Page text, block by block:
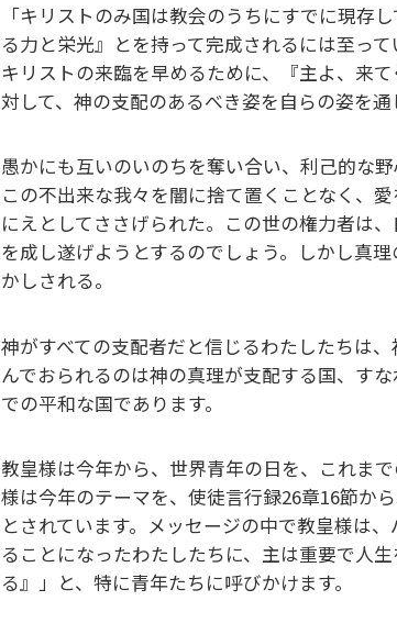
「キリストのみ国は教会のうちにすでに現存
る力と栄光』とを持って完成されるには至っ
キリストの来臨を早めるために、『主よ、来
対して、神の支配のあるべき姿を自らの姿を
愚かにも互いのいのちを奪い合い、利己的な
この不出来な我々を闇に捨て置くことなく、
にえとしてささげられた。この世の権力者は
を成し遂げようとするのでしょう。しかし真
かしされる。
神がすべての支配者だと信じるわたしたちは
んでおられるのは神の真理が支配する国、す
での平和な国であります。
教皇様は今年から、世界青年の日を、これま
様は今年のテーマを、使徒言行録26章16節か
とされています。メッセージの中で教皇様は
ることになったわたしたちに、主は重要で人
る』」と、特に青年たちに呼びかけます。